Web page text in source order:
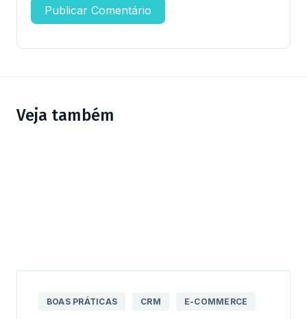
Veja também
BOAS PRÁTICAS CRM E-COMMERCE